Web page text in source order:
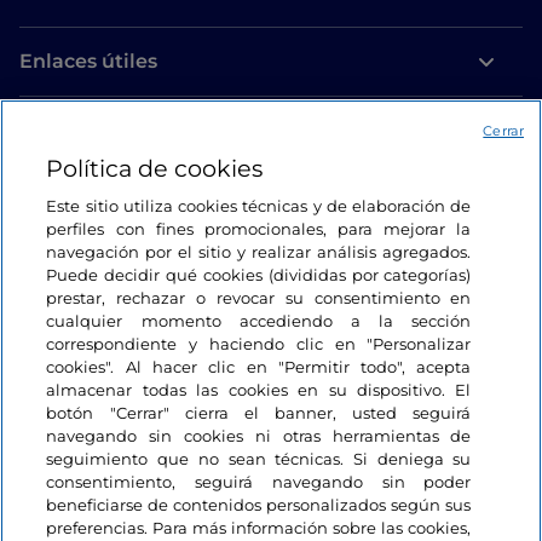
Enlaces útiles
Estamos en contacto
Política de cookies
Este sitio utiliza cookies técnicas y de elaboración de
perfiles con fines promocionales, para mejorar la
navegación por el sitio y realizar análisis agregados.
Puede decidir qué cookies (divididas por categorías)
prestar, rechazar o revocar su consentimiento en
cualquier momento accediendo a la sección
correspondiente y haciendo clic en "Personalizar
cookies". Al hacer clic en "Permitir todo", acepta
almacenar todas las cookies en su dispositivo. El
botón "Cerrar" cierra el banner, usted seguirá
navegando sin cookies ni otras herramientas de
seguimiento que no sean técnicas. Si deniega su
consentimiento, seguirá navegando sin poder
beneficiarse de contenidos personalizados según sus
preferencias. Para más información sobre las cookies,
Cerrar